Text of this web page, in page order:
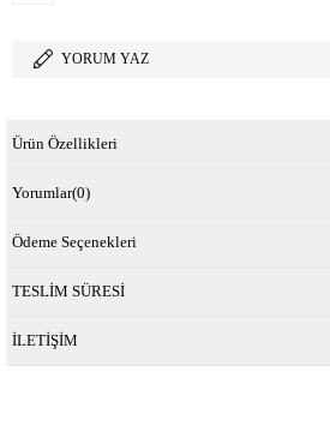
YORUM YAZ
Ürün Özellikleri
Yorumlar(0)
Ödeme Seçenekleri
TESLİM SÜRESİ
İLETİŞİM